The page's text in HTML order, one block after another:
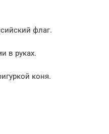
флаг.
в руках.
коня.